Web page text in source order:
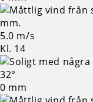
5.0 m/s
Kl. 14
32°
0 mm